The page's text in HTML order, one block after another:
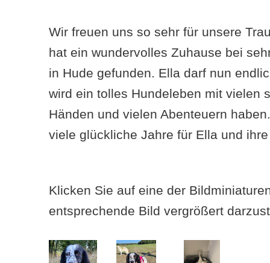
Wir freuen uns so sehr für unsere
hat ein wundervolles Zuhause bei
in Hude gefunden. Ella darf nun
wird ein tolles Hundeleben mit vielen
Händen und vielen Abenteuern
viele glückliche Jahre für Ella und
Klicken Sie auf eine der
entsprechende Bild vergrößert